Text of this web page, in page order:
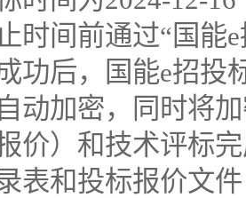
时间前通过“国能
功后，国能e招投
动加密，同时将
价）和技术评标
表和投标报价文